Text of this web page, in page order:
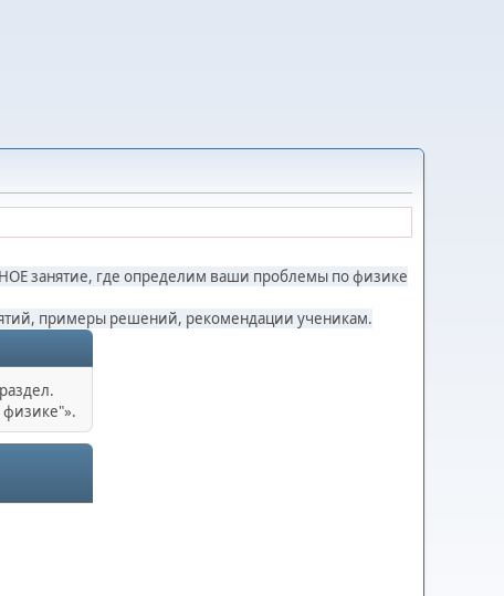
занятие, где определим ваши проблемы по физике
примеры решений, рекомендации ученикам.